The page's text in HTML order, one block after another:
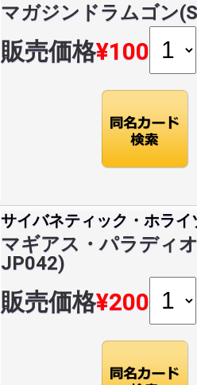
マガジンドラムゴン
販売価格¥100
サイバネティック・ホライ
マギアス・パラディ
JP042)
販売価格¥200